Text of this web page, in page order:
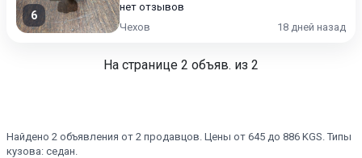
6
нет отзывов
Чехов
18 дней назад
На странице 2 объяв. из 2
Найдено 2 объявления от 2 продавцов. Цены от 645 до 886 KGS. Типы
кузова: седан.